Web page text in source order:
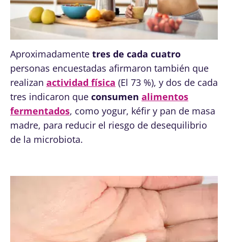
Aproximadamente tres de cada cuatro
personas encuestadas afirmaron también que
realizan actividad física (El 73 %), y dos de cada
tres indicaron que consumen alimentos
fermentados, como yogur, kéfir y pan de masa
madre, para reducir el riesgo de desequilibrio
de la microbiota.